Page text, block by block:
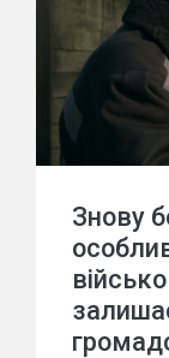
Знову